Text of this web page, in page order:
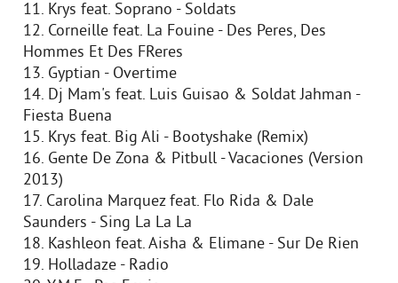
11. Krys feat. Soprano - Soldats
12. Corneille feat. La Fouine - Des Peres, Des
Hommes Et Des FReres
13. Gyptian - Overtime
14. Dj Mam's feat. Luis Guisao & Soldat Jahman -
Fiesta Buena
15. Krys feat. Big Ali - Bootyshake (Remix)
16. Gente De Zona & Pitbull - Vacaciones (Version
2013)
17. Carolina Marquez feat. Flo Rida & Dale
Saunders - Sing La La La
18. Kashleon feat. Aisha & Elimane - Sur De Rien
19. Holladaze - Radio